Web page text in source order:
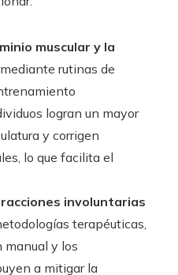
muscular y la
rutinas de
logran un mayor
y corrigen
lo que facilita el
involuntarias
terapéuticas,
manual y los
a mitigar la